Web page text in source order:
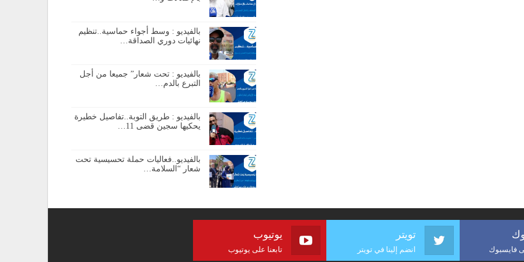
بالفيديو : وسط أجواء حماسية..تنظيم
نهائيات دوري الصداقة…
بالفيديو : تحت شعار” جميعا من أجل
التبرع بالدم…
بالفيديو : طريق التوبة..تفاصيل خطيرة
يحكيها سجين قضى 11…
بالفيديو..فعاليات حملة تحسيسية تحت
شعار “السلامة…
فايسبوك
تويتر
انضم إلينا في تويتر
يوتيوب
تابعنا على يوتيوب